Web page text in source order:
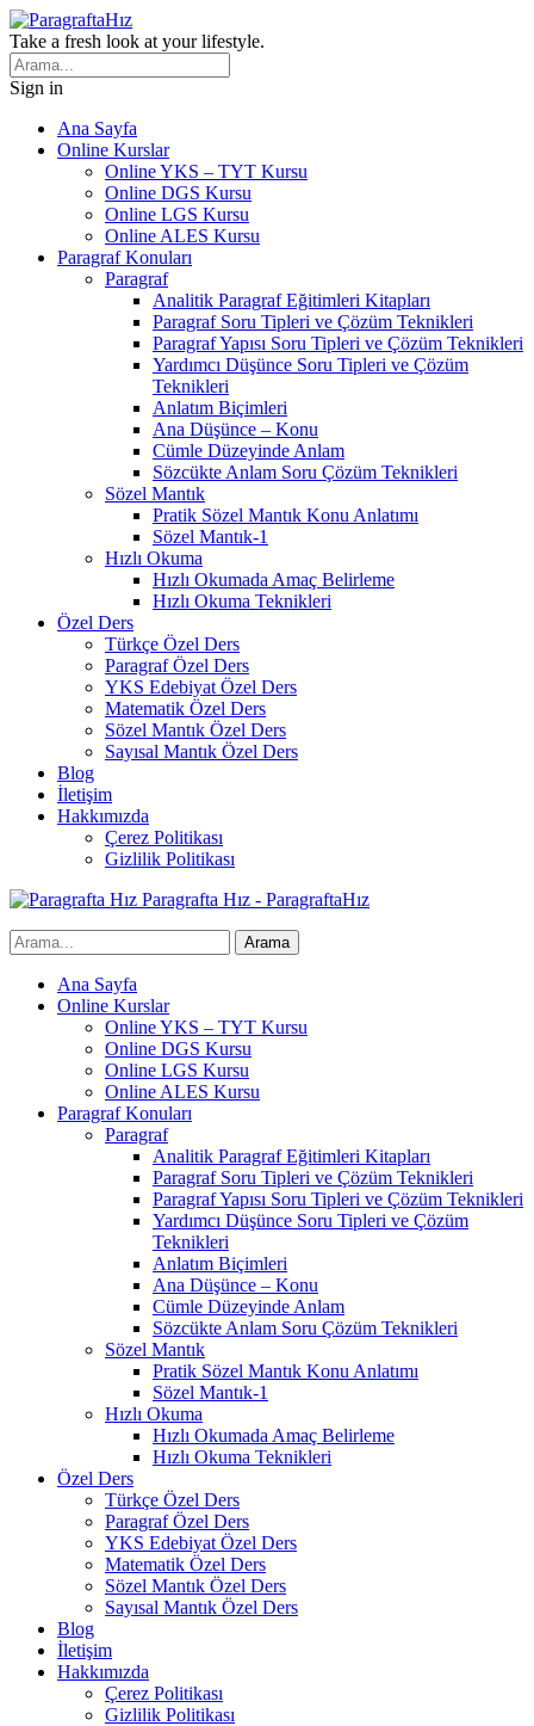
Take a fresh look at your lifestyle.
Sign in
Ana Sayfa
Online Kurslar
Online YKS – TYT Kursu
Online DGS Kursu
Online LGS Kursu
Online ALES Kursu
Paragraf Konuları
Paragraf
Analitik Paragraf Eğitimleri Kitapları
Paragraf Soru Tipleri ve Çözüm Teknikleri
Paragraf Yapısı Soru Tipleri ve Çözüm Teknikleri
Yardımcı Düşünce Soru Tipleri ve Çözüm
Teknikleri
Anlatım Biçimleri
Ana Düşünce – Konu
Cümle Düzeyinde Anlam
Sözcükte Anlam Soru Çözüm Teknikleri
Sözel Mantık
Pratik Sözel Mantık Konu Anlatımı
Sözel Mantık-1
Hızlı Okuma
Hızlı Okumada Amaç Belirleme
Hızlı Okuma Teknikleri
Özel Ders
Türkçe Özel Ders
Paragraf Özel Ders
YKS Edebiyat Özel Ders
Matematik Özel Ders
Sözel Mantık Özel Ders
Sayısal Mantık Özel Ders
Blog
İletişim
Hakkımızda
Çerez Politikası
Gizlilik Politikası
Paragrafta Hız - ParagraftaHız
Ana Sayfa
Online Kurslar
Online YKS – TYT Kursu
Online DGS Kursu
Online LGS Kursu
Online ALES Kursu
Paragraf Konuları
Paragraf
Analitik Paragraf Eğitimleri Kitapları
Paragraf Soru Tipleri ve Çözüm Teknikleri
Paragraf Yapısı Soru Tipleri ve Çözüm Teknikleri
Yardımcı Düşünce Soru Tipleri ve Çözüm
Teknikleri
Anlatım Biçimleri
Ana Düşünce – Konu
Cümle Düzeyinde Anlam
Sözcükte Anlam Soru Çözüm Teknikleri
Sözel Mantık
Pratik Sözel Mantık Konu Anlatımı
Sözel Mantık-1
Hızlı Okuma
Hızlı Okumada Amaç Belirleme
Hızlı Okuma Teknikleri
Özel Ders
Türkçe Özel Ders
Paragraf Özel Ders
YKS Edebiyat Özel Ders
Matematik Özel Ders
Sözel Mantık Özel Ders
Sayısal Mantık Özel Ders
Blog
İletişim
Hakkımızda
Çerez Politikası
Gizlilik Politikası